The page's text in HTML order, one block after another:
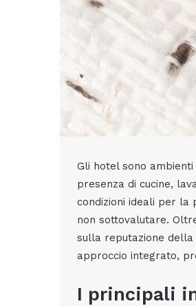
Gli hotel sono
presenza di cucine,
condizioni ideali per la
non sottovalutare.
sulla reputazione
approccio integrato,
I principali